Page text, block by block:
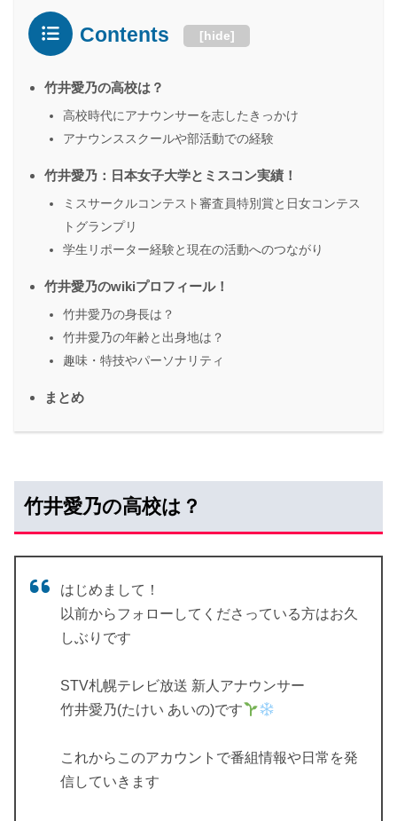
Contents [hide]
竹井愛乃の高校は？
高校時代にアナウンサーを志したきっかけ
アナウンススクールや部活動での経験
竹井愛乃：日本女子大学とミスコン実績！
ミスサークルコンテスト審査員特別賞と日女コンテス
トグランプリ
学生リポーター経験と現在の活動へのつながり
竹井愛乃のwikiプロフィール！
竹井愛乃の身長は？
竹井愛乃の年齢と出身地は？
趣味・特技やパーソナリティ
まとめ
竹井愛乃の高校は？
はじめまして！
以前からフォローしてくださっている方はお久
しぶりです
STV札幌テレビ放送 新人アナウンサー
竹井愛乃(たけい あいの)です
これからこのアカウントで番組情報や日常を発
信していきます